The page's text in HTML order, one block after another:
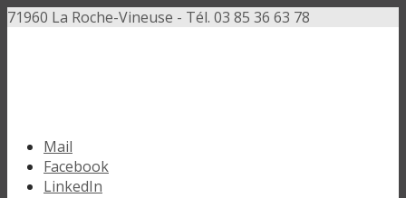
71960 La Roche-Vineuse - Tél. 03 85 36 63 78
Mail
Facebook
LinkedIn